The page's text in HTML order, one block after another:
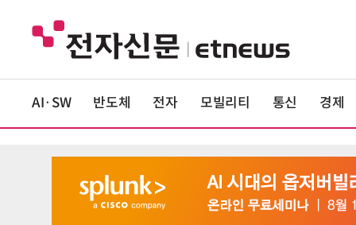
AI·SW 반도체 전자 모빌리티 통신 경제